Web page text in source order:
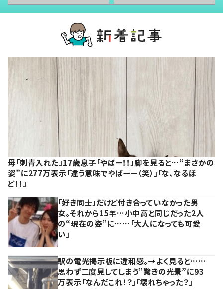
母「刺青入れた」17歳息子「やばー！！」脚を見ると…“まさかの
姿”に277万表示「違う意味でやばーー（笑）」「な、なるほ
ど！！」
「好き同士」だけど付き合っていなかった男
女。それから15年…小中高と同じだった2人
の“現在の姿”に……「大人になっても可愛
い」
駅の電光掲示板に違和感。→よく見ると……
思わず二度見してしまう”驚きの光景”に93
万表示「なんだこれ！？」「壊れちゃった？」